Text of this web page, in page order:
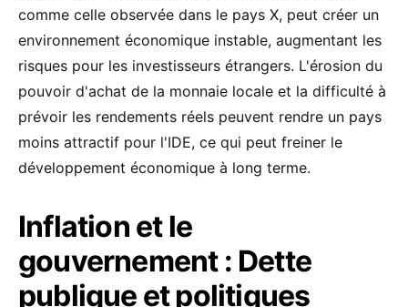
comme celle observée dans le pays X, peut créer un
environnement économique instable, augmentant les
risques pour les investisseurs étrangers. L'érosion du
pouvoir d'achat de la monnaie locale et la difficulté à
prévoir les rendements réels peuvent rendre un pays
moins attractif pour l'IDE, ce qui peut freiner le
développement économique à long terme.
Inflation et le
gouvernement : Dette
publique et politiques